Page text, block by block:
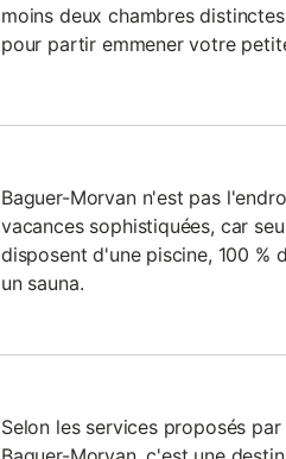
moins deux chambres
pour partir emmener votre
Baguer-Morvan n'est pas
vacances sophistiquées, car
disposent d'une piscine, 100 %
un sauna.
Selon les services proposés